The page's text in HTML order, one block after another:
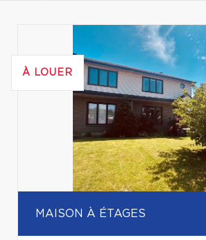
À LOUER
MAISON À ÉTAGES